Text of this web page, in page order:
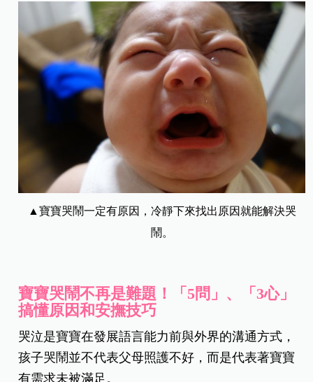
▲寶寶哭鬧一定有原因，冷靜下來找出原因就能解決哭
鬧。
寶寶哭鬧不再是難題！「5問」、「3心」
搞懂原因和安撫技巧
哭泣是寶寶在發展語言能力前與外界的溝通方式，
孩子哭鬧並不代表父母照護不好，而是代表著寶寶
有需求未被滿足。